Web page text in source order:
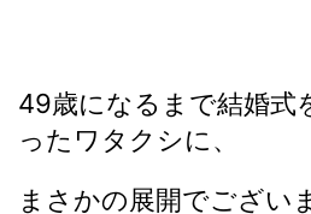
49歳になるまで結婚式
ったワタクシに、
まさかの展開でござい